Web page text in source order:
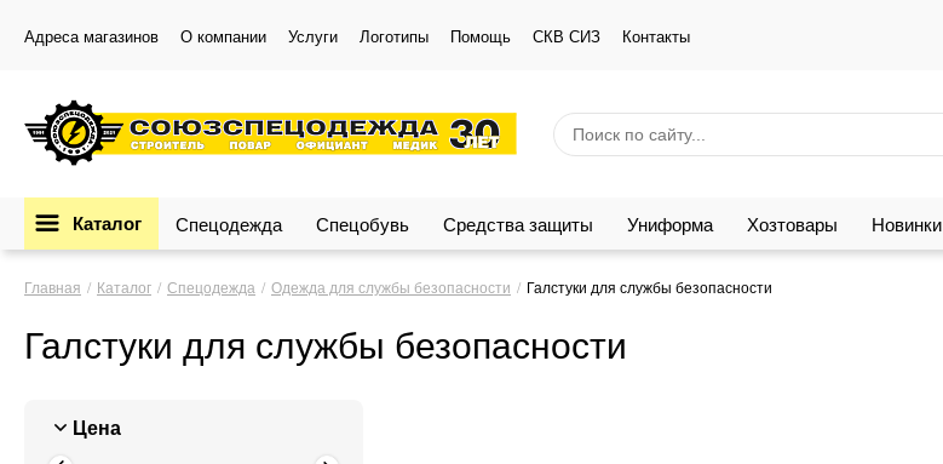
Адреса магазинов О компании Услуги Логотипы Помощь СКВ СИЗ Контакты
Каталог Спецодежда Спецобувь Средства защиты Униформа Хозтовары Новинки
Главная Каталог Спецодежда Одежда для службы безопасности Галстуки для службы безопасности
Галстуки для службы безопасности
Цена